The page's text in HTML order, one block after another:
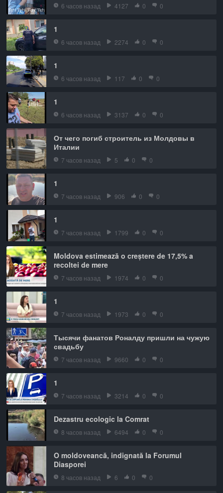
6 часов назад 4127 0 0
1
6 часов назад 2274 0 0
1
6 часов назад 117 0 0
1
6 часов назад 3137 0 0
От чего погиб строитель из Молдовы в
Италии
7 часов назад 5 0 0
1
7 часов назад 906 0 0
1
7 часов назад 1799 0 0
Moldova estimează o creștere de 17,5% a
recoltei de mere
7 часов назад 1974 0 0
1
7 часов назад 1973 0 0
Тысячи фанатов Роналду пришли на чужую
свадьбу
7 часов назад 9660 0 0
1
7 часов назад 3214 0 0
Dezastru ecologic la Comrat
8 часов назад 6494 0 0
O moldoveancă, indignată la Forumul
Diasporei
8 часов назад 6 0 0